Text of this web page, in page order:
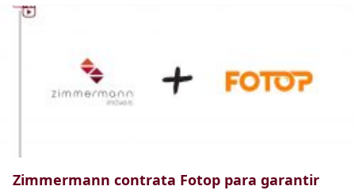
Zimmermann contrata Fotop para garantir